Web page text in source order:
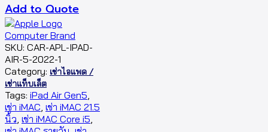
Add to Quote
SKU: CAR-APL-IPAD-
AIR-5-2022-1
Category: เช่าไอแพด /
เช่าแท็บเล็ต
Tags: iPad Air Gen5,
เช่า iMAC, เช่า iMAC 21.5
นิ้ว, เช่า iMAC Core i5,